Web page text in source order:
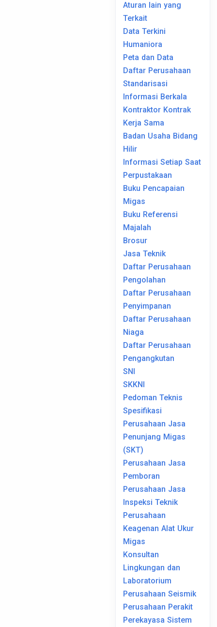
Aturan lain yang
Terkait
Data Terkini
Humaniora
Peta dan Data
Daftar Perusahaan
Standarisasi
Informasi Berkala
Kontraktor Kontrak
Kerja Sama
Badan Usaha Bidang
Hilir
Informasi Setiap Saat
Perpustakaan
Buku Pencapaian
Migas
Buku Referensi
Majalah
Brosur
Jasa Teknik
Daftar Perusahaan
Pengolahan
Daftar Perusahaan
Penyimpanan
Daftar Perusahaan
Niaga
Daftar Perusahaan
Pengangkutan
SNI
SKKNI
Pedoman Teknis
Spesifikasi
Perusahaan Jasa
Penunjang Migas
(SKT)
Perusahaan Jasa
Pemboran
Perusahaan Jasa
Inspeksi Teknik
Perusahaan
Keagenan Alat Ukur
Migas
Konsultan
Lingkungan dan
Laboratorium
Perusahaan Seismik
Perusahaan Perakit
Perekayasa Sistem